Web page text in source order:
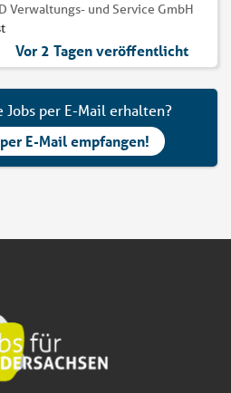
Verwaltungs- und Service GmbH
Vor 2 Tagen veröffentlicht
per E-Mail erhalten?
E-Mail empfangen!